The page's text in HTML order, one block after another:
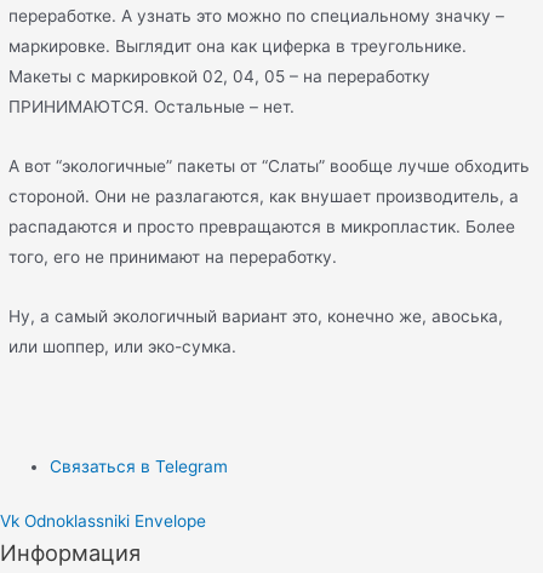
переработке. А узнать это можно по специальному значку –
маркировке. Выглядит она как циферка в треугольнике.
Макеты с маркировкой 02, 04, 05 – на переработку
ПРИНИМАЮТСЯ. Остальные – нет.
А вот “экологичные” пакеты от “Слаты” вообще лучше обходить
стороной. Они не разлагаются, как внушает производитель, а
распадаются и просто превращаются в микропластик. Более
того, его не принимают на переработку.
Ну, а самый экологичный вариант это, конечно же, авоська,
или шоппер, или эко-сумка.
Связаться в Telegram
Vk Odnoklassniki Envelope
Информация